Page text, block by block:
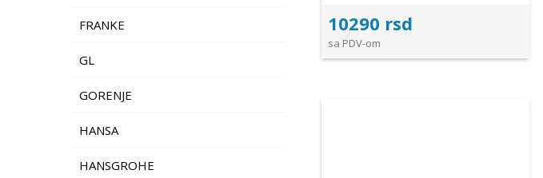
FRANKE
GL
GORENJE
HANSA
HANSGROHE
10290 rsd
sa PDV-om